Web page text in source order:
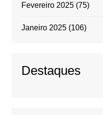
Fevereiro 2025(75)
Janeiro 2025(106)
Destaques